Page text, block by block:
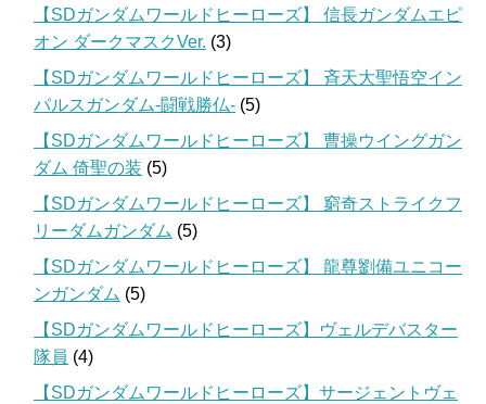
【SDガンダムワールドヒーローズ】 信長ガンダムエピ
オン ダークマスクVer. (3)
【SDガンダムワールドヒーローズ】 斉天大聖悟空イン
パルスガンダム-闘戦勝仏- (5)
【SDガンダムワールドヒーローズ】 曹操ウイングガン
ダム 倚聖の装 (5)
【SDガンダムワールドヒーローズ】 窮奇ストライクフ
リーダムガンダム (5)
【SDガンダムワールドヒーローズ】 龍尊劉備ユニコー
ンガンダム (5)
【SDガンダムワールドヒーローズ】ヴェルデバスター
隊員 (4)
【SDガンダムワールドヒーローズ】サージェントヴェ